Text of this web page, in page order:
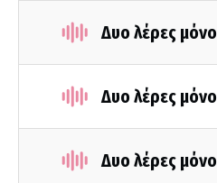
Δυο λέρες
Δυο λέρες
Δυο λέρες